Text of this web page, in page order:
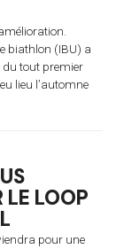
biathlon (IBU) a
du tout premier
lieu l’automne
LE LOOP
pour une